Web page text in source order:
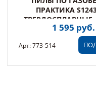
ПРАКТИКА
305 ММ, ШАГ ЗУБОВ
(1 ШТ)
1 595 руб.
Арт: 773-514